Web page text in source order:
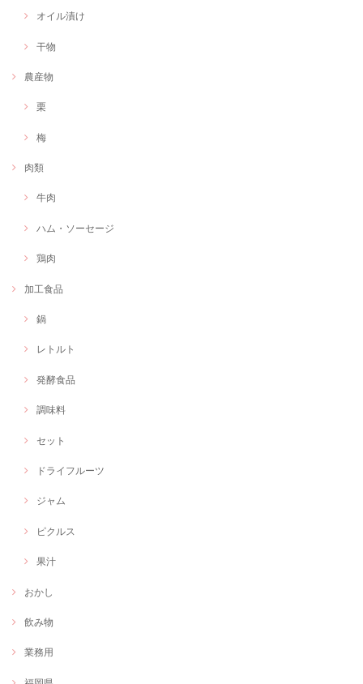
オイル漬け
干物
農産物
栗
梅
肉類
牛肉
ハム・ソーセージ
鶏肉
加工食品
鍋
レトルト
発酵食品
調味料
セット
ドライフルーツ
ジャム
ピクルス
果汁
おかし
飲み物
業務用